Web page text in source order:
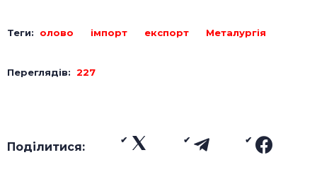
Теги: олово імпорт експорт Металургія
Переглядів: 227
Поділитися: